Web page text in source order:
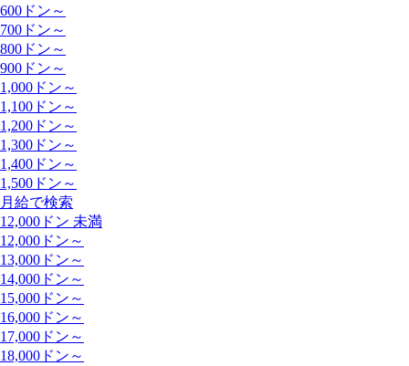
600ドン～
700ドン～
800ドン～
900ドン～
1,000ドン～
1,100ドン～
1,200ドン～
1,300ドン～
1,400ドン～
1,500ドン～
月給で検索
12,000ドン 未満
12,000ドン～
13,000ドン～
14,000ドン～
15,000ドン～
16,000ドン～
17,000ドン～
18,000ドン～